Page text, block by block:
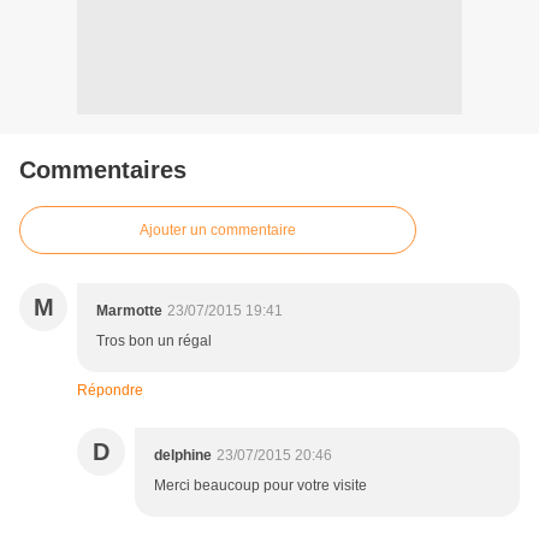
Commentaires
Ajouter un commentaire
M Marmotte 23/07/2015 19:41
Tros bon un régal
Répondre
D delphine 23/07/2015 20:46
Merci beaucoup pour votre visite